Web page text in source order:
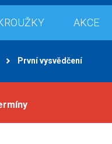
AKCE
První vysvědčení